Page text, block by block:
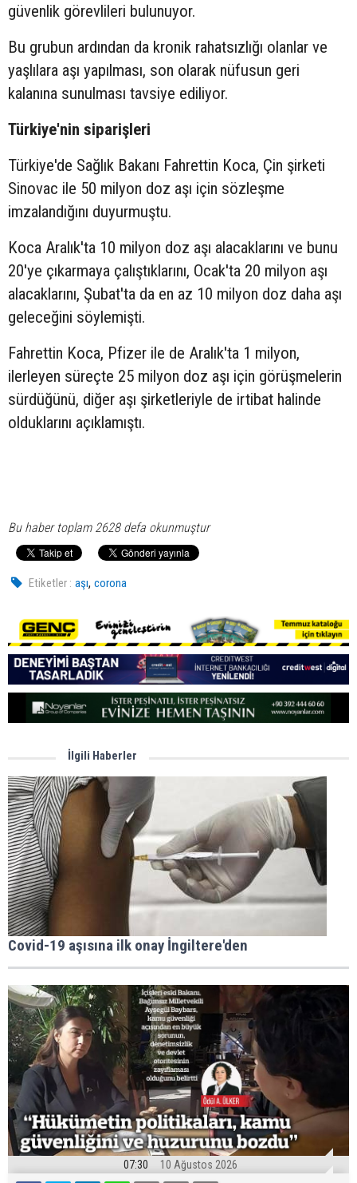
güvenlik görevlileri bulunuyor.
Bu grubun ardından da kronik rahatsızlığı olanlar ve
yaşlılara aşı yapılması, son olarak nüfusun geri
kalanına sunulması tavsiye ediliyor.
Türkiye'nin siparişleri
Türkiye'de Sağlık Bakanı Fahrettin Koca, Çin şirketi
Sinovac ile 50 milyon doz aşı için sözleşme
imzalandığını duyurmuştu.
Koca Aralık'ta 10 milyon doz aşı alacaklarını ve bunu
20'ye çıkarmaya çalıştıklarını, Ocak'ta 20 milyon aşı
alacaklarını, Şubat'ta da en az 10 milyon doz daha aşı
geleceğini söylemişti.
Fahrettin Koca, Pfizer ile de Aralık'ta 1 milyon,
ilerleyen süreçte 25 milyon doz aşı için görüşmelerin
sürdüğünü, diğer aşı şirketleriyle de irtibat halinde
olduklarını açıklamıştı.
Bu haber toplam 2628 defa okunmuştur
Etiketler : aşı,corona
İlgili Haberler
Covid-19 aşısına ilk onay İngiltere'den
07:30 10 Ağustos 2026